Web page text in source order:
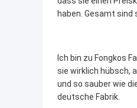
haben. Gesamt sind
Ich bin zu Fongkos
sie wirklich hübsch,
und so sauber wie
deutsche Fabrik.